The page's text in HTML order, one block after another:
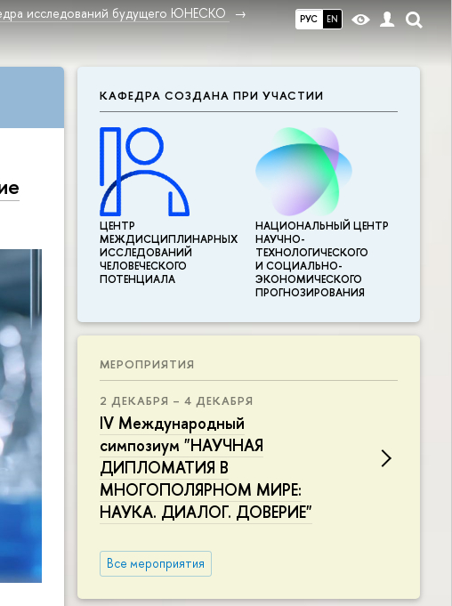
РУС EN
исследований будущего ЮНЕСКО
КАФЕДРА СОЗДАНА ПРИ УЧАСТИИ
ЦЕНТР
МЕЖДИСЦИПЛИНАР­НЫХ
ИССЛЕДОВАНИЙ
ЧЕЛОВЕЧЕСКОГО
ПОТЕНЦИАЛА
НАЦИОНАЛЬНЫЙ ЦЕНТР
НАУЧНО-
ТЕХНОЛОГИЧЕСКОГО
И СОЦИАЛЬНО-
ЭКОНОМИЧЕСКОГО
ПРОГНОЗИРОВАНИЯ
МЕРОПРИЯТИЯ
2 ДЕКАБРЯ – 4 ДЕКАБРЯ
IV Международный
симпозиум "НАУЧНАЯ
ДИПЛОМАТИЯ В
МНОГОПОЛЯРНОМ МИРЕ:
НАУКА. ДИАЛОГ. ДОВЕРИЕ"
Все мероприятия